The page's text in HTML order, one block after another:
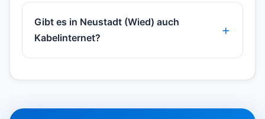
Gibt es in Neustadt (Wied) auch
Kabelinternet?